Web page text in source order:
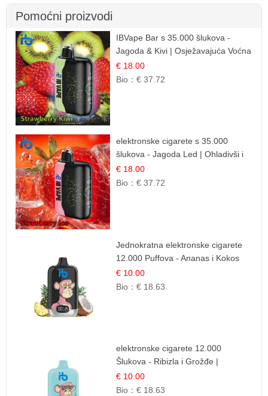
Pomoćni proizvodi
IBVape Bar s 35.000 šlukova -
Jagoda & Kivi | Osježavajuća Voćna
Mješavina
€ 18.00
Bio：€ 37.72
elektronske cigarete s 35.000
šlukova - Jagoda Led | Ohladivši i
Osježavajući Okus
€ 18.00
Bio：€ 37.72
Jednokratna elektronske cigarete
12.000 Puffova - Ananas i Kokos
Sladoled | Tropski Desert
€ 10.00
Bio：€ 18.63
elektronske cigarete 12.000
Šlukova - Ribizla i Grožđe |
Elegantna Voćna Kombinacija
€ 10.00
Bio：€ 18.63